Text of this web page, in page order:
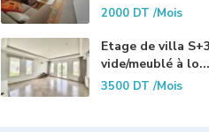
2000 DT/Mois
Etage de villa S+3
vide/meublé à lo...
3500 DT/Mois